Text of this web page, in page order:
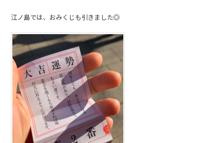
江ノ島では、おみくじも引きました◎